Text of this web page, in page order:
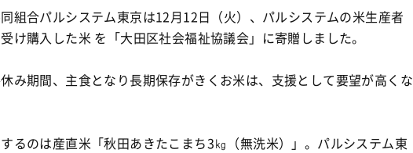
組合パルシステム東京は12月12日（火）、パルシステムの米生産者
け購入した米 を「大田区社会福祉協議会」に寄贈しました。
み期間、主食となり長期保存がきくお米は、 支援として要望が高くな
るのは産直米「秋田あきたこまち3㎏（無洗米）」。パルシステム東